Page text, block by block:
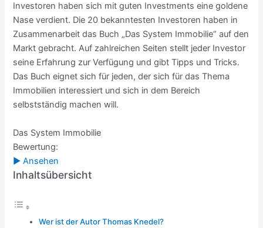
Investoren haben sich mit guten Investments eine goldene
Nase verdient. Die 20 bekanntesten Investoren haben in
Zusammenarbeit das Buch „Das System Immobilie“ auf den
Markt gebracht. Auf zahlreichen Seiten stellt jeder Investor
seine Erfahrung zur Verfügung und gibt Tipps und Tricks.
Das Buch eignet sich für jeden, der sich für das Thema
Immobilien interessiert und sich in dem Bereich
selbstständig machen will.
Das System Immobilie
Bewertung:
► Ansehen
Inhaltsübersicht
Wer ist der Autor Thomas Knedel?